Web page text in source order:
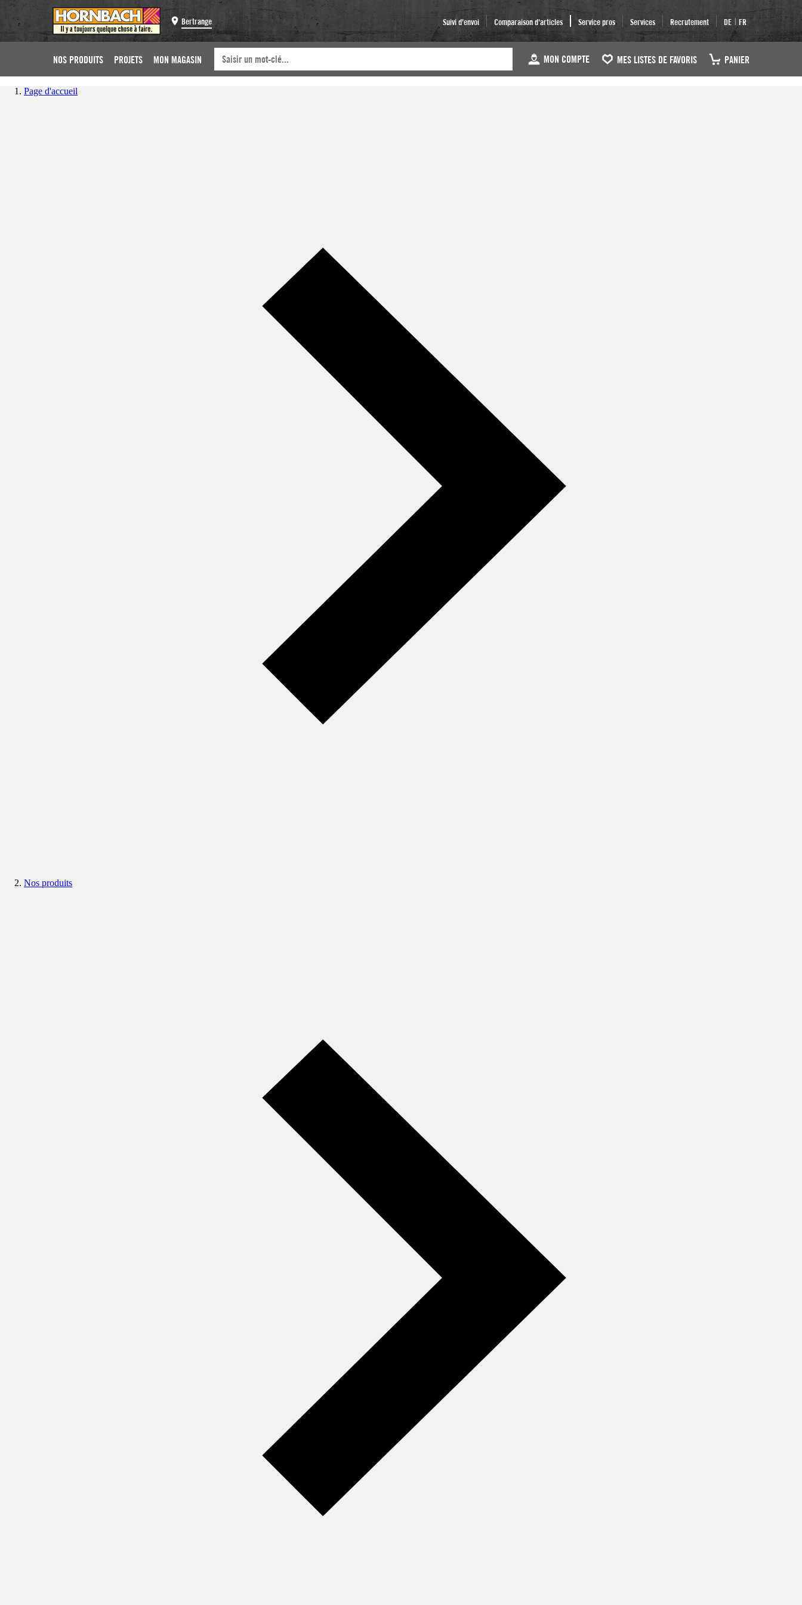
Bertrange Suivi d'envoi Comparaison d'articles Service pros Services Recrutement DE | FR
NOS PRODUITS PROJETS MON MAGASIN MON COMPTE MES LISTES DE FAVORIS PANIER
Page d'accueil
Nos produits